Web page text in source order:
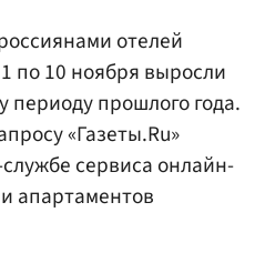
отелей
по 10 ноября выросли
периоду прошлого года.
«Газеты.Ru»
сервиса онлайн-
апартаментов